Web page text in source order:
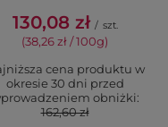
130,08 zł / szt.
(38,26 zł / 100g)
cena produktu w
okresie 30 dni przed
obniżki:
162,60 zł